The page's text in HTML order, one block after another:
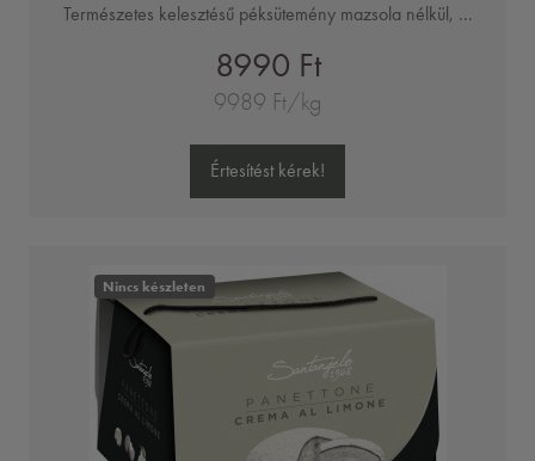
Természetes kelesztésű péksütemény mazsola nélkül, ...
8990 Ft
9989 Ft/kg
Értesítést kérek!
Nincs készleten